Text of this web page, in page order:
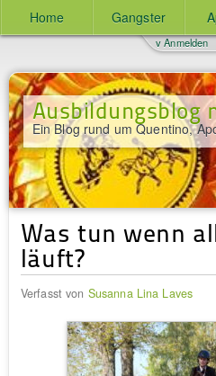
Home Gangster
Ausbildungsblog
Ein Blog rund um Quentino,
v Anmelden
Was tun wenn
läuft?
Verfasst von Susanna Lina Laves